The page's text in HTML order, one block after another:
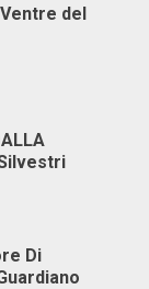
del
Di